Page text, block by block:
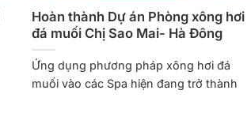
Hoàn thành Dự án Phòng xông hơi
đá muối Chị Sao Mai- Hà Đông
Ứng dụng phương pháp xông hơi đá
muối vào các Spa hiện đang trở thành